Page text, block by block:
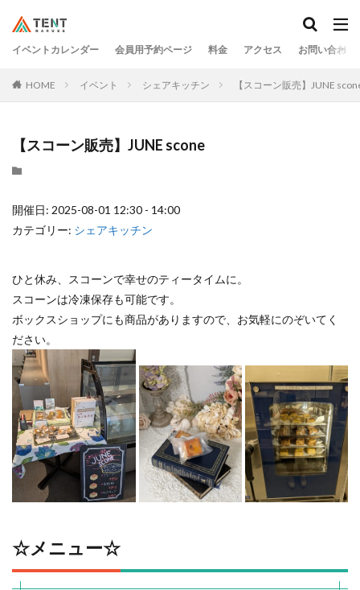
イベントカレンダー 会員用予約ページ 料金 アクセス お問い合わせ
HOME イベント シェアキッチン 【スコーン販売】JUNE
【スコーン販売】JUNE scone
開催日: 2025-08-01 12:30 - 14:00
カテゴリー: シェアキッチン
ひと休み、スコーンで幸せのティータイムに。
スコーンは冷凍保存も可能です。
ボックスショップにも商品がありますので、お気軽にのぞいてく
ださい。
☆メニュー☆